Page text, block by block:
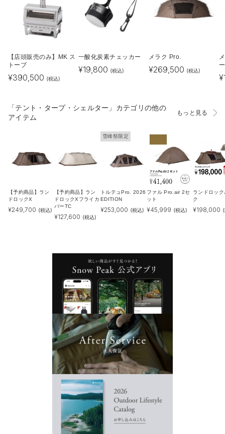
【店頭販売のみ】MK ス
トーブ
¥390,500 (税込)
一酸化炭素チェッカー
¥19,800 (税込)
メラク Pro.
¥269,500 (税込)
¥
「テント・タープ・シェルター」カテゴリの他の
アイテム
もっと見る
【予約商品】ラン
ドロックX
¥249,700 (税込)
【予約商品】ラン
ドロックXフライカ
バーTC
¥127,600 (税込)
雪峰祭限定
トルテュPro. 2026
EDITION
¥253,000 (税込)
ファル Pro.air 2セ
ット
¥45,999 (税込)
ランドロック
ク
¥198,000